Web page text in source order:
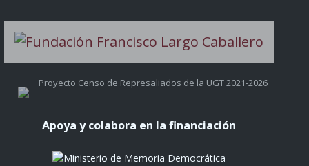
Proyecto Censo de Represaliados de la UGT 2021-2026
Apoya y colabora en la financiación